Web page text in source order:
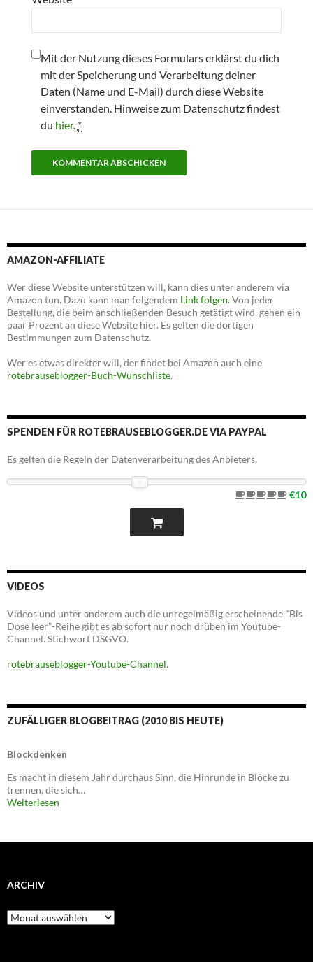
Mit der Nutzung dieses Formulars erklärst du dich
mit der Speicherung und Verarbeitung deiner
Daten (Name und E-Mail) durch diese Website
einverstanden. Hinweise zum Datenschutz findest
du hier. *
AMAZON-AFFILIATE
Wer diese Website unterstützen will, kann dies unter anderem via
Amazon tun. Dazu kann man folgendem Link folgen. Von jeder
Bestellung, die beim anschließenden Besuch getätigt wird, gehen ein
paar Prozent an diese Website hier. Es gelten die dortigen
Bestimmungen zum Datenschutz.
Wer es etwas direkter will, der findet bei Amazon auch eine
rotebrauseblogger-Buch-Wunschliste.
SPENDEN FÜR ROTEBRAUSEBLOGGER.DE VIA PAYPAL
Es gelten die Regeln der Datenverarbeitung des Anbieters.
€10
VIDEOS
Videos und unter anderem auch die unregelmäßig erscheinende "Bis
Dose leer"-Reihe gibt es ab sofort nur noch drüben im Youtube-
Channel. Stichwort DSGVO.
rotebrauseblogger-Youtube-Channel.
ZUFÄLLIGER BLOGBEITRAG (2010 BIS HEUTE)
Blockdenken
Es macht in diesem Jahr durchaus Sinn, die Hinrunde in Blöcke zu
trennen, die sich…
Weiterlesen
ARCHIV
Archiv